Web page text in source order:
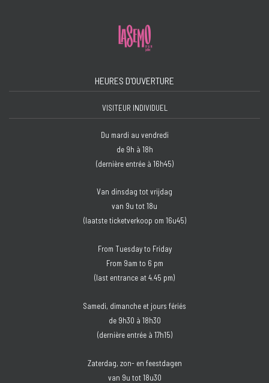
HEURES D'OUVERTURE
VISITEUR INDIVIDUEL
Du mardi au vendredi
de 9h à 18h
(dernière entrée à 16h45)
Van dinsdag tot vrijdag
van 9u tot 18u
(laatste ticketverkoop om 16u45)
From Tuesday to Friday
From 9am to 6 pm
(last entrance at 4.45 pm)
Samedi, dimanche et jours fériés
de 9h30 à 18h30
(dernière entrée à 17h15)
Zaterdag, zon- en feestdagen
van 9u tot 18u30